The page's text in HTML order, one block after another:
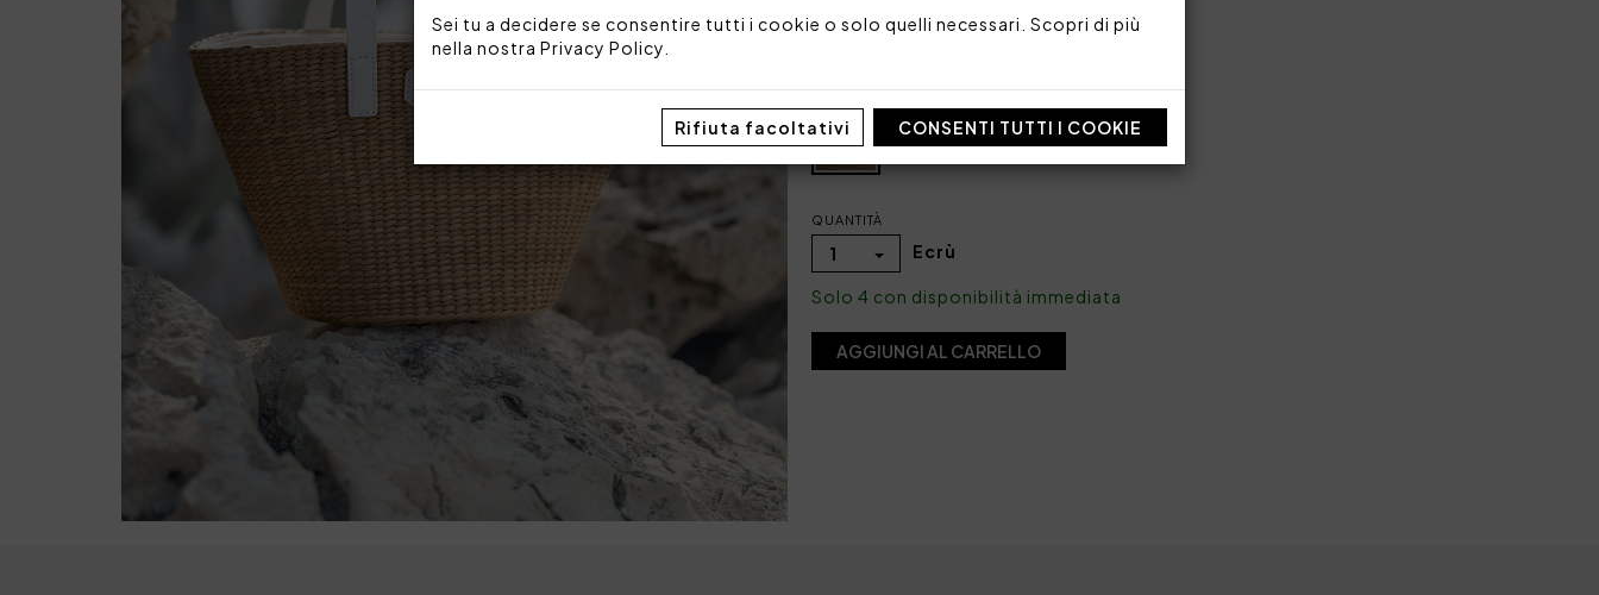
Sei tu a decidere se consentire tutti i cookie o solo quelli necessari. Scopri di più
nella nostra Privacy Policy
Rifiuta facoltativi CONSENTI TUTTI I COOKIE
Imballo: Busta
COLORE
QUANTITÀ
1 Ecrù
Solo 4 con disponibilità immediata
AGGIUNGI AL CARRELLO